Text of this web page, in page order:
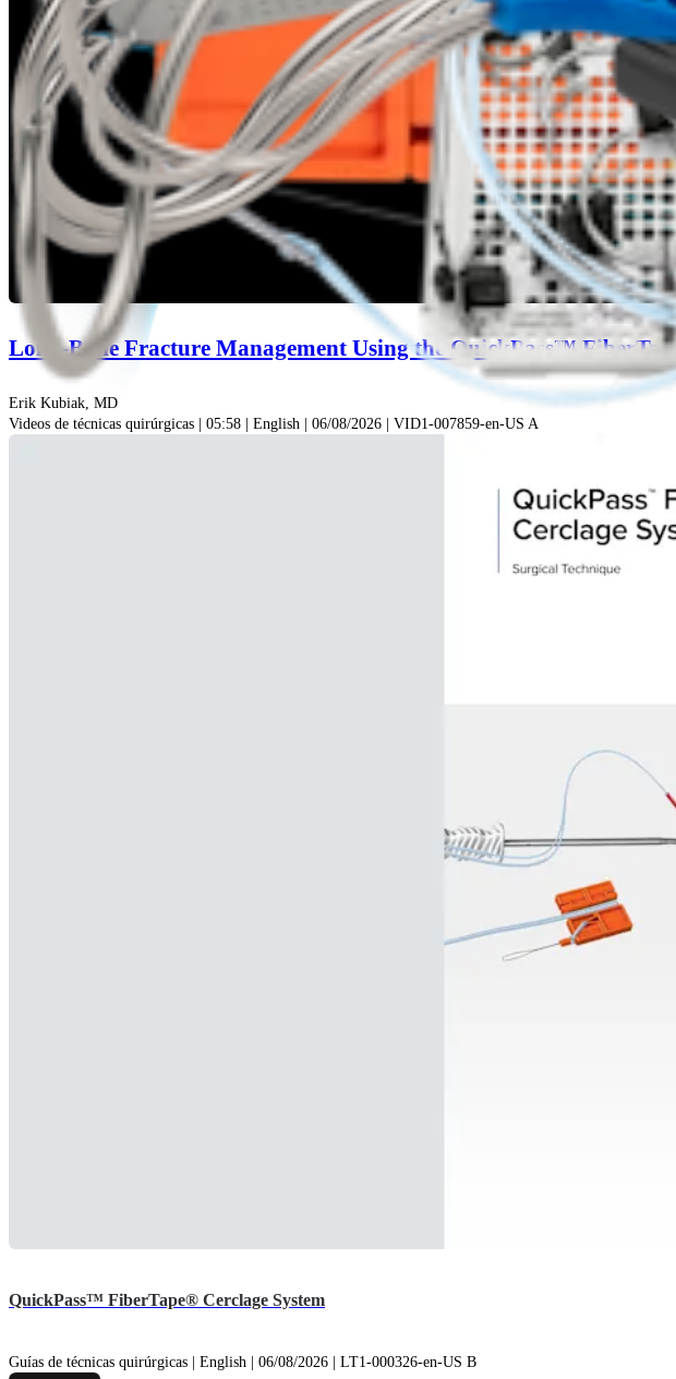
Long-Bone Fracture Management Using the QuickPass™
Erik Kubiak, MD
Videos de técnicas quirúrgicas | 05:58 | English | 06/08/2026 | VID1-007859-en-US A
QuickPass™ FiberTape® Cerclage System
Guías de técnicas quirúrgicas | English | 06/08/2026 | LT1-000326-en-US B